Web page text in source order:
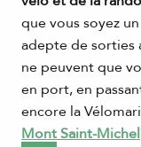
que vous soyez
adepte de sorties
ne peuvent que
en port, en
encore la
Mont Saint-Michel